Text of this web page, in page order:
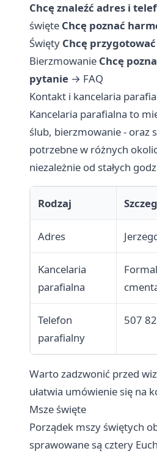
Chcę znaleźć adres i
święte Chcę poznać
Święty Chcę
Bierzmowanie Chcę
pytanie → FAQ
Kontakt i kancelaria
Kancelaria parafialna to
ślub, bierzmowanie - oraz
potrzebne w różnych
niezależnie od stałych
Rodzaj
Adres
Kancelaria
parafialna
Telefon
parafialny
507
Warto zadzwonić przed
ułatwia umówienie się na
Msze święte
Porządek mszy świętych
sprawowane są cztery